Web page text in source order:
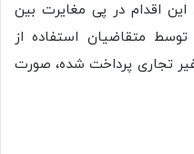
اقدام در پی مغایرت بین
متقاضیان استفاده از
تجاری پرداخت شده، صورت